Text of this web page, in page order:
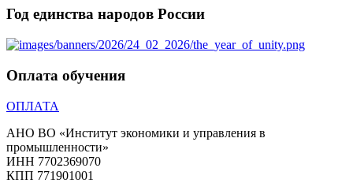
Год единства народов России
Оплата обучения
ОПЛАТА
АНО ВО «Институт экономики и управления в
промышленности»
ИНН 7702369070
КПП 771901001